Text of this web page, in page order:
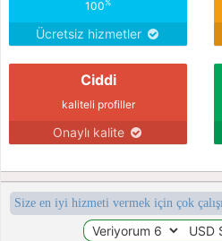
100%
Ücretsiz hizmetler
Ciddi
kaliteli profiller
Onaylı kalite
Size en iyi hizmeti vermek için çok